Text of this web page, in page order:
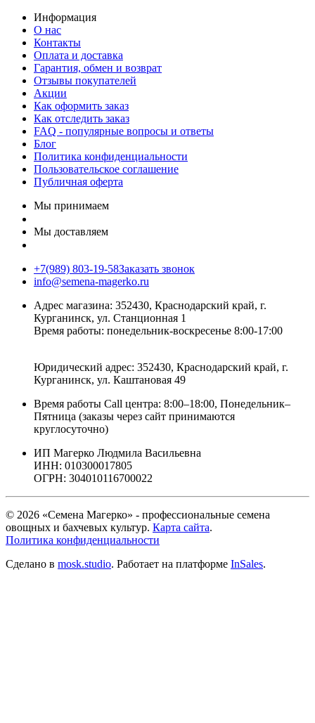
Информация
О нас
Контакты
Оплата и доставка
Гарантия, обмен и возврат
Отзывы покупателей
Акции
Как оформить заказ
Как отследить заказ
FAQ - популярные вопросы и ответы
Блог
Политика конфиденциальности
Пользовательское соглашение
Публичная оферта
Мы принимаем
Мы доставляем
+7(989) 803-19-58Заказать звонок
info@semena-magerko.ru
Адрес магазина: 352430, Краснодарский край, г.
Курганинск, ул. Станционная 1
Время работы: понедельник-воскресенье 8:00-17:00
Юридический адрес: 352430, Краснодарский край, г.
Курганинск, ул. Каштановая 49
Время работы Call центра: 8:00–18:00, Понедельник–
Пятница (заказы через сайт принимаются
круглосуточно)
ИП Магерко Людмила Васильевна
ИНН: 010300017805
ОГРН: 304010116700022
© 2026 «Семена Магерко» - профессиональные семена
овощных и бахчевых культур. Карта сайта.
Политика конфиденциальности
Сделано в mosk.studio. Работает на платформе InSales.